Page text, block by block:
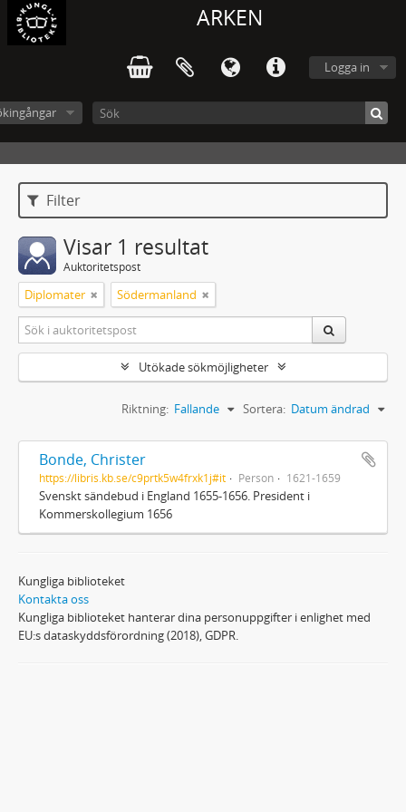
ARKEN
Logga in
Filter
Visar 1 resultat
Auktoritetspost
Diplomater Södermanland
Utökade sökmöjligheter
Sortera: Datum ändrad
Riktning: Fallande
Bonde, Christer
https://libris.kb.se/c9prtk5w4frxk1j#it Person 1621-1659
Svenskt sändebud i England 1655-1656. President i
Kommerskollegium 1656
Kungliga biblioteket
Kontakta oss
Kungliga biblioteket hanterar dina personuppgifter i enlighet med
EU:s dataskyddsförordning (2018), GDPR.